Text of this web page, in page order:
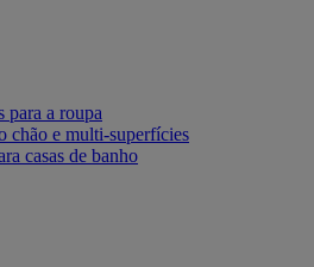
para a roupa
chão e multi-superfícies
casas de banho